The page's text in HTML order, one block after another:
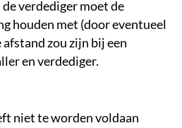
verdediger moet de
houden met (door eventueel
zou zijn bij een
en verdediger.
niet te worden voldaan